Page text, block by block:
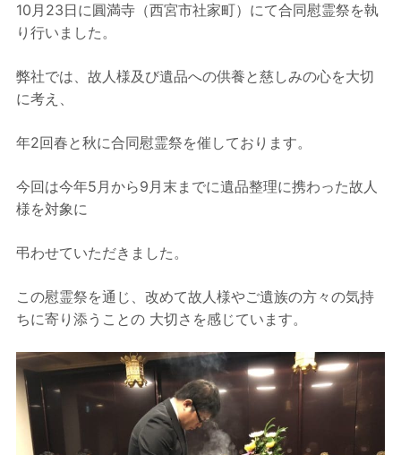
10月23日に圓満寺（西宮市社家町）にて合同慰霊祭を執
り行いました。
弊社では、故人様及び遺品への供養と慈しみの心を大切
に考え、
年2回春と秋に合同慰霊祭を催しております。
今回は今年5月から9月末までに遺品整理に携わった故人
様を対象に
弔わせていただきました。
この慰霊祭を通じ、改めて故人様やご遺族の方々の気持
ちに寄り添うことの 大切さを感じています。